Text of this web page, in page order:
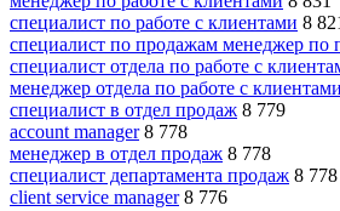
специалист по работе с клиентами 8
специалист по продажам менеджер по
специалист отдела по работе с
менеджер отдела по работе с клиентами
специалист в отдел продаж 8 779
account manager 8 778
менеджер в отдел продаж 8 778
специалист департамента продаж 8 778
client service manager 8 776